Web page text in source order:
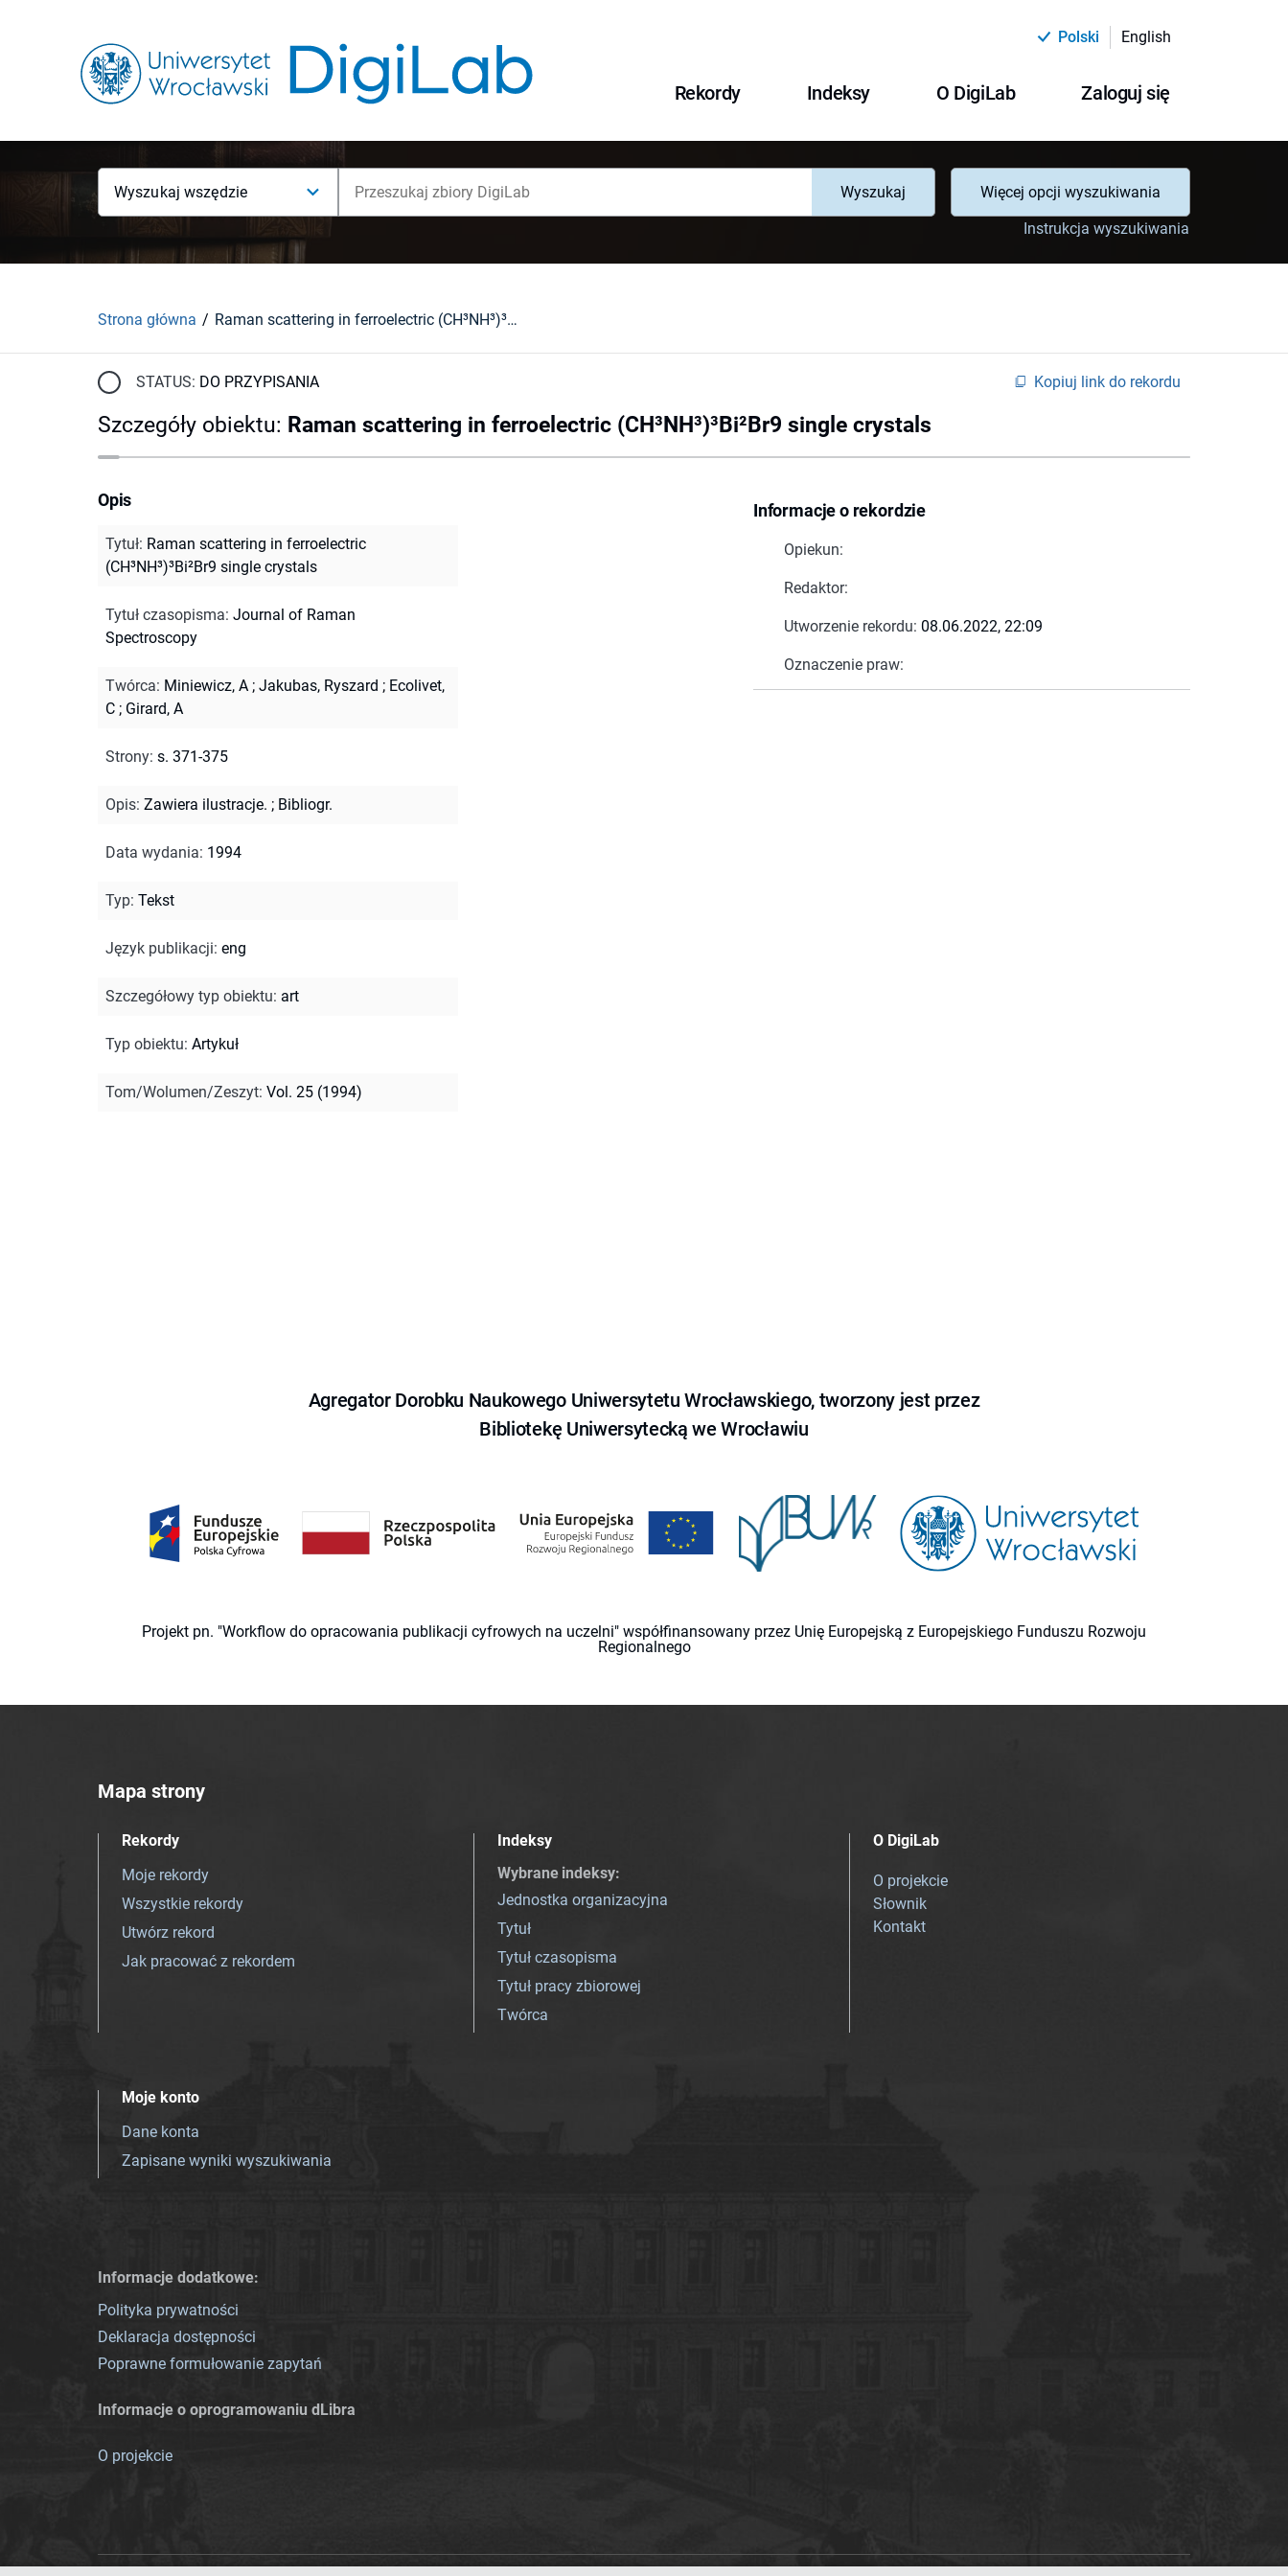
Polski English
Rekordy Indeksy O DigiLab Zaloguj się
Wyszukaj wszędzie Wyszukaj
Więcej opcji wyszukiwania
Instrukcja wyszukiwania
Strona główna Raman scattering in ferroelectric (CH³NH³)³Bi²Br9 single crystals
STATUS: DO PRZYPISANIA Kopiuj link do rekordu
Szczegóły obiektu: Raman scattering in ferroelectric (CH³NH³)³Bi²Br9 single crystals
Informacje o rekordzie
Opiekun:
Redaktor:
Utworzenie rekordu: 08.06.2022, 22:09
Oznaczenie praw:
Opis
Tytuł: Raman scattering in ferroelectric
(CH³NH³)³Bi²Br9 single crystals
Tytuł czasopisma: Journal of Raman
Spectroscopy
Twórca: Miniewicz, A ; Jakubas, Ryszard ; Ecolivet,
C ; Girard, A
Strony: s. 371-375
Opis: Zawiera ilustracje. ; Bibliogr.
Data wydania: 1994
Typ: Tekst
Język publikacji: eng
Szczegółowy typ obiektu: art
Typ obiektu: Artykuł
Tom/Wolumen/Zeszyt: Vol. 25 (1994)
Agregator Dorobku Naukowego Uniwersytetu Wrocławskiego, tworzony jest przez
Bibliotekę Uniwersytecką we Wrocławiu
Projekt pn. "Workflow do opracowania publikacji cyfrowych na uczelni" współfinansowany przez Unię Europejską z Europejskiego Funduszu Rozwoju
Regionalnego
Mapa strony
Rekordy
Moje rekordy
Wszystkie rekordy
Utwórz rekord
Jak pracować z rekordem
Indeksy
Wybrane indeksy:
Jednostka organizacyjna
Tytuł
Tytuł czasopisma
Tytuł pracy zbiorowej
Twórca
O DigiLab
O projekcie
Słownik
Kontakt
Moje konto
Dane konta
Zapisane wyniki wyszukiwania
Informacje dodatkowe:
Polityka prywatności
Deklaracja dostępności
Poprawne formułowanie zapytań
Informacje o oprogramowaniu dLibra
O projekcie